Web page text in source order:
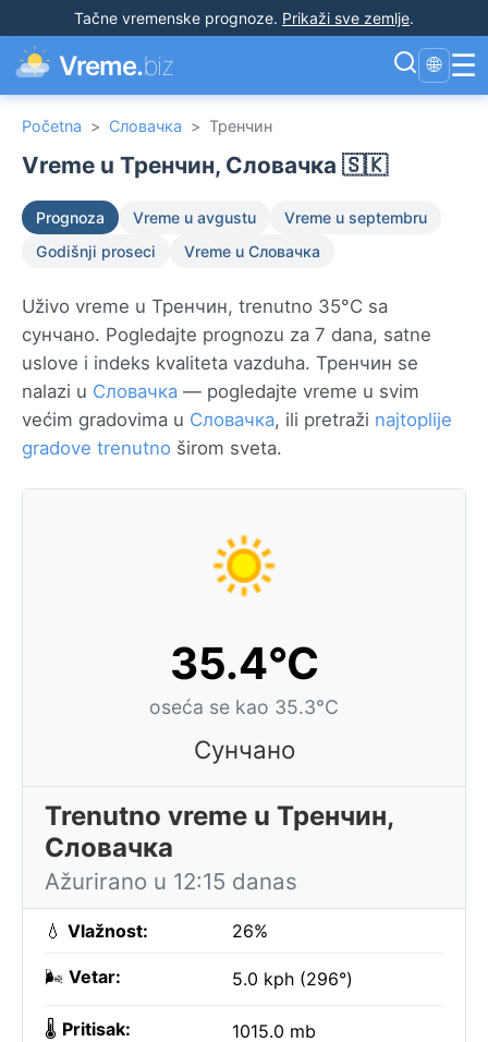
Tačne vremenske prognoze. Prikaži sve zemlje.
Vreme.biz 🌐 ☰
Početna > Словачка > Тренчин
Vreme u Тренчин, Словачка 🇸🇰
Prognoza Vreme u avgustu
Vreme u septembru
Godišnji proseci
Vreme u Словачка
Uživo vreme u Тренчин, trenutno 35°C sa
сунчано. Pogledajte prognozu za 7 dana, satne
uslove i indeks kvaliteta vazduha. Тренчин se
nalazi u Словачка — pogledajte vreme u svim
većim gradovima u Словачка, ili pretraži najtoplije
gradove trenutno širom sveta.
35.4°C
oseća se kao 35.3°C
Сунчано
Trenutno vreme u Тренчин,
Словачка
Ažurirano u 12:15 danas
💧 Vlažnost: 26%
🌬️ Vetar: 5.0 kph (296°)
🌡️ Pritisak: 1015.0 mb